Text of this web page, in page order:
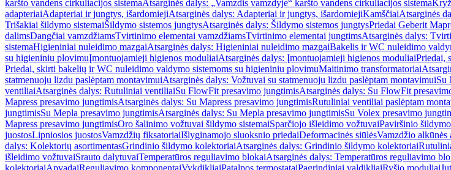
karšto vandens cirkuliacijos sistemaAtsarginės dalys: „Vamzdis vamzdyje“ karšto vandens cirkuliacijos sistema
adapteriaiAdapteriai ir jungtys, išardomiejiAtsarginės dalys: Adapteriai ir jungtys, išardomiejiKamščiaiAtsarginės
Trišakiai šildymo sistemaiŠildymo sistemos jungtysAtsarginės dalys: Šildymo sistemos jungtysPriedai Geberit
dalimsDangčiai vamzdžiamsTvirtinimo elementai vamzdžiamsTvirtinimo elementai jungtimsAtsarginės dalys:
sistemaHigieniniai nuleidimo mazgaiAtsarginės dalys: Higieniniai nuleidimo mazgaiBakelis ir WC nuleidimo
su higieniniu plovimuĮmontuojamieji higienos moduliaiAtsarginės dalys: Įmontuojamieji higienos moduliaiPriedai,
Priedai, skirti bakelių ir WC nuleidimo valdymo sistemoms su higieniniu plovimuMaitinimo transformatoriai
statmenuoju lizdu paslėptam montavimuiAtsarginės dalys: Vožtuvai su statmenuoju lizdu paslėptam montavimuiSu
ventiliaiAtsarginės dalys: Rutuliniai ventiliaiSu FlowFit presavimo jungtimisAtsarginės dalys: Su FlowFit
Mapress presavimo jungtimisAtsarginės dalys: Su Mapress presavimo jungtimisRutuliniai ventiliai paslėptam
jungtimisSu Mepla presavimo jungtimisAtsarginės dalys: Su Mepla presavimo jungtimisSu Volex presavimo
Mapress presavimo jungtimisOro šalinimo vožtuvai šildymo sistemaiSparčiojo išleidimo vožtuvaiPaviršinio
juostosLipniosios juostosVamzdžių fiksatoriaiIšlyginamojo sluoksnio priedaiDeformacinės siūlėsVamzdžio alkūnės
dalys: Kolektorių asortimentasGrindinio šildymo kolektoriaiAtsarginės dalys: Grindinio šildymo kolektoriai
išleidimo vožtuvaiSrauto dalytuvaiTemperatūros reguliavimo blokaiAtsarginės dalys: Temperatūros reguliavimo
kolektoriaiApvadaiReguliavimo komponentaiVykdikliaiPatalpos termostataiPagrindiniai valdikliaiRyšio moduliai